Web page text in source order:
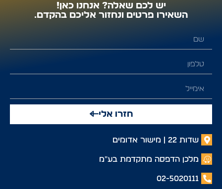
יש לכם שאלה? אנחנו כאן!
השאירו פרטים ונחזור אליכם בהקדם.
חזרו אלי
שדות 22 | מישור אדומים
מלכן הדפסה מתקדמת בע"מ
02-5020111